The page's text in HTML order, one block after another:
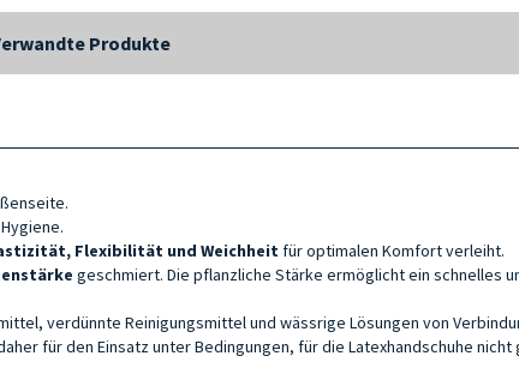
Produkte
Flexibilität und Weichheit für optimalen Komfort verleiht.
geschmiert. Die pflanzliche Stärke ermöglicht ein schnelles
verdünnte Reinigungsmittel und wässrige Lösungen von
für den Einsatz unter Bedingungen, für die Latexhandschuhe nicht